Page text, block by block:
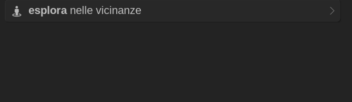
esplora nelle vicinanze